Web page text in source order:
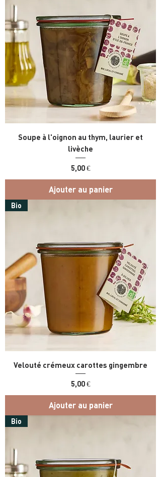
Soupe à l'oignon au thym, laurier et
livèche
Prix
5,00 €
Ajouter au panier
Bio
Velouté crémeux carottes gingembre
Prix
5,00 €
Ajouter au panier
Bio